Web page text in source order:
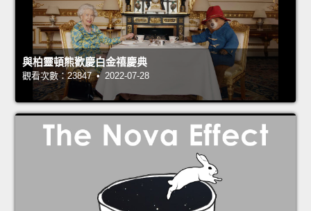
與柏靈頓熊歡慶白金禧慶典
觀看次數：23847 • 2022-07-28